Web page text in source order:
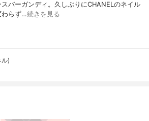
バーガンディ。久しぶりにCHANELのネイル
わらず…続きを見る
)